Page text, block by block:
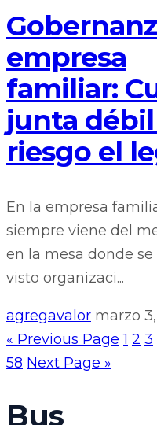
empresa
familiar:
junta
riesgo el
En la empresa
siempre viene del
en la mesa donde
visto organizaci...
agregavalor marzo
« Previous Page 1 2 3
58 Next Page »
Bus